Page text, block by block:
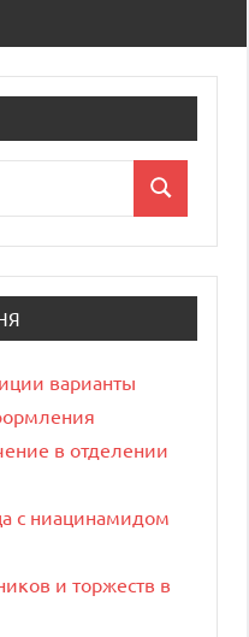
Поиск
варианты
в отделении
с ниацинамидом
и торжеств в